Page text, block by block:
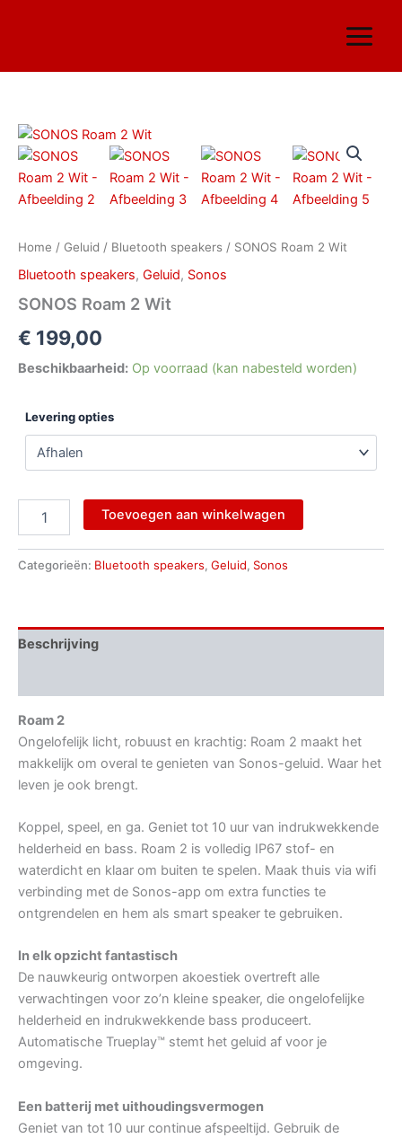
inhoud
Home / Geluid / Bluetooth speakers / SONOS Roam 2 Wit
Bluetooth speakers, Geluid, Sonos
SONOS Roam 2 Wit
€ 199,00
Beschikbaarheid: Op voorraad (kan nabesteld worden)
Levering opties
SONOS
Roam
Wit
aantal
Toevoegen aan winkelwagen
Categorieën: Bluetooth speakers, Geluid, Sonos
Beschrijving
Roam 2
Ongelofelijk licht, robuust en krachtig: Roam 2 maakt het
makkelijk om overal te genieten van Sonos-geluid. Waar het
leven je ook brengt.
Koppel, speel, en ga. Geniet tot 10 uur van indrukwekkende
helderheid en bass. Roam 2 is volledig IP67 stof- en
waterdicht en klaar om buiten te spelen. Maak thuis via wifi
verbinding met de Sonos-app om extra functies te
ontgrendelen en hem als smart speaker te gebruiken.
In elk opzicht fantastisch
De nauwkeurig ontworpen akoestiek overtreft alle
verwachtingen voor zo’n kleine speaker, die ongelofelijke
helderheid en indrukwekkende bass produceert.
Automatische Trueplay™ stemt het geluid af voor je
omgeving.
Een batterij met uithoudingsvermogen
Geniet van tot 10 uur continue afspeeltijd. Gebruik de